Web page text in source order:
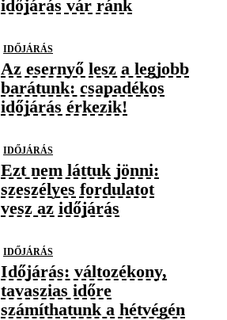
időjárás vár ránk
IDŐJÁRÁS
Az esernyő lesz a legjobb
barátunk: csapadékos
időjárás érkezik!
IDŐJÁRÁS
Ezt nem láttuk jönni:
szeszélyes fordulatot
vesz az időjárás
IDŐJÁRÁS
Időjárás: változékony,
tavaszias időre
számíthatunk a hétvégén